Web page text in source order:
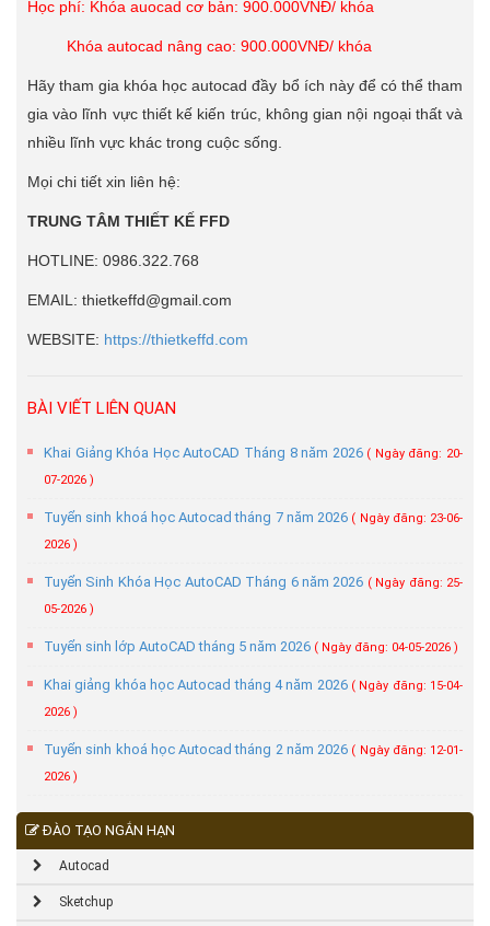
Học phí: Khóa auocad cơ bản: 900.000VNĐ/ khóa
Khóa autocad nâng cao: 900.000VNĐ/ khóa
Hãy tham gia khóa học autocad đầy bổ ích này để có thể tham
gia vào lĩnh vực thiết kế kiến trúc, không gian nội ngoại thất và
nhiều lĩnh vực khác trong cuộc sống.
Mọi chi tiết xin liên hệ:
TRUNG TÂM THIẾT KẾ FFD
HOTLINE: 0986.322.768
EMAIL: thietkeffd@gmail.com
WEBSITE: https://thietkeffd.com
BÀI VIẾT LIÊN QUAN
Khai Giảng Khóa Học AutoCAD Tháng 8 năm 2026 ( Ngày đăng: 20-
07-2026 )
Tuyển sinh khoá học Autocad tháng 7 năm 2026 ( Ngày đăng: 23-06-
2026 )
Tuyển Sinh Khóa Học AutoCAD Tháng 6 năm 2026 ( Ngày đăng: 25-
05-2026 )
Tuyển sinh lớp AutoCAD tháng 5 năm 2026 ( Ngày đăng: 04-05-2026 )
Khai giảng khóa học Autocad tháng 4 năm 2026 ( Ngày đăng: 15-04-
2026 )
Tuyển sinh khoá học Autocad tháng 2 năm 2026 ( Ngày đăng: 12-01-
2026 )
ĐÀO TẠO NGẮN HẠN
Autocad
Sketchup